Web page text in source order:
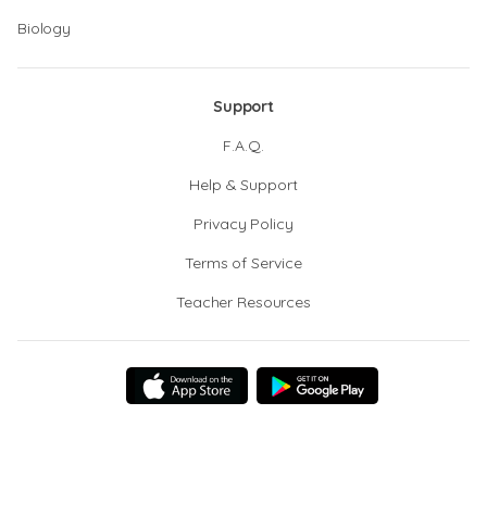
Biology
Support
F.A.Q.
Help & Support
Privacy Policy
Terms of Service
Teacher Resources